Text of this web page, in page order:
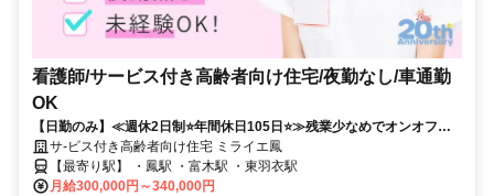
看護師/サービス付き高齢者向け住宅/夜勤なし/車通勤
OK
【日勤のみ】≪週休2日制⭐年間休日105日⭐≫残業少なめでオンオフメ
リハリ勤務⭕サービス付き高齢者向け住宅での訪問看護業務⭐
サ-ビス付き高齢者向け住宅 ミライエ鳳
【最寄り駅】 ・鳳駅 ・富木駅 ・東羽衣駅
月給300,000円～340,000円